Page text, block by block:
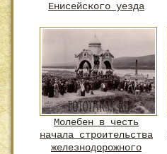
Енисейского уезда
Молебен в честь
начала строительства
железнодорожного